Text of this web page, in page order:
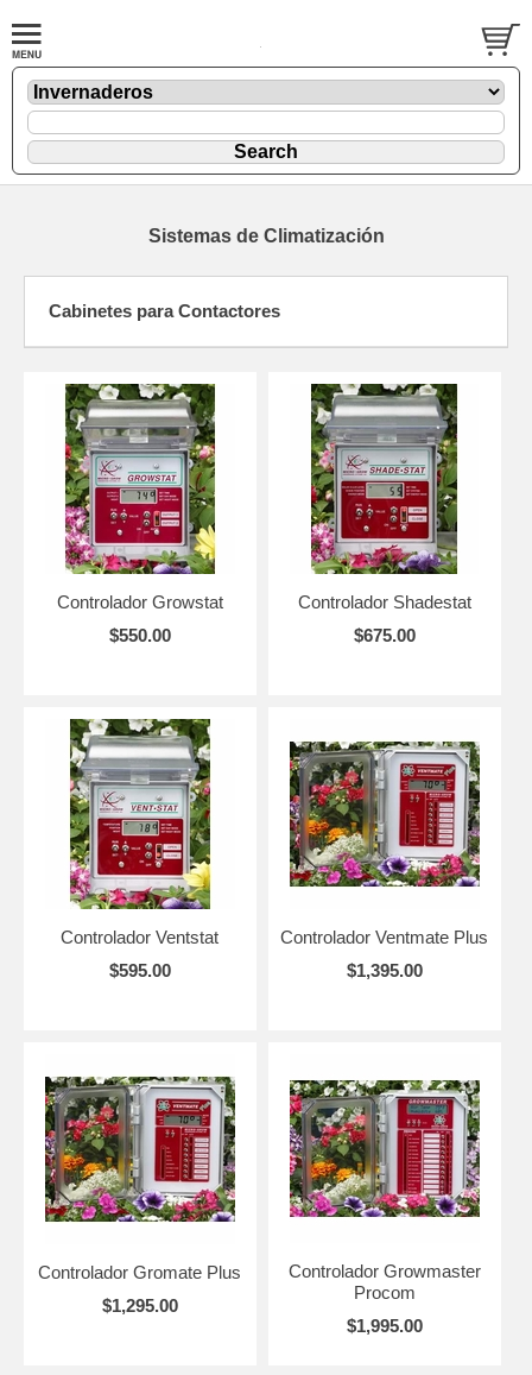
Sistemas de Climatización
Cabinetes para Contactores
Controlador Growstat
$550.00
Controlador Shadestat
$675.00
Controlador Ventstat
$595.00
Controlador Ventmate Plus
$1,395.00
Controlador Gromate Plus
$1,295.00
Controlador Growmaster
Procom
$1,995.00